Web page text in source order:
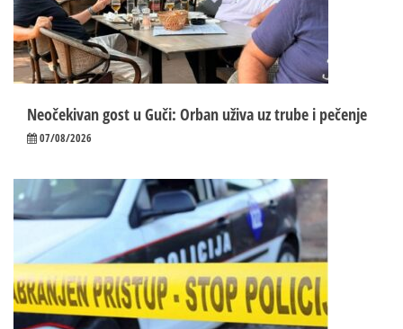
Neočekivan gost u Guči: Orban uživa uz trube i pečenje
07/08/2026